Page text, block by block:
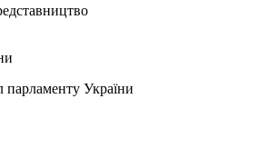
парламенту України